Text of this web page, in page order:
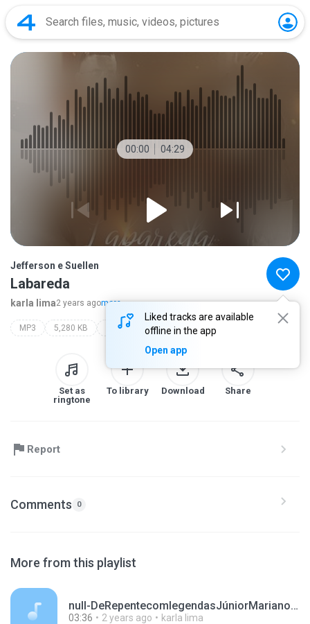
00:00 04:29
Liked tracks are available
offline in the app
Open app
Jefferson e Suellen
Labareda
karla lima2 years agomore...
MP3 5,280 KB labareda jefferson e suellen
Set as
ringtone
To library Download Share
Report
Comments 0
More from this playlist
null-DeRepentecomlegendasJúniorMarianofeatEliãOliveira-derepenteLETRAEliaoliveiraeJunior.mp3
03:36 2 years ago karla lima